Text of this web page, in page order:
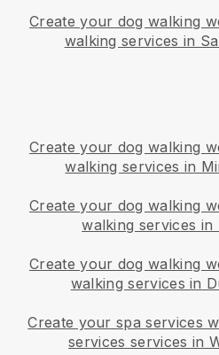
Create your dog walking
walking services in
Create your dog walking
walking services in
Create your dog walking
walking services in
Create your dog walking
walking services in
Create your spa services
services services in